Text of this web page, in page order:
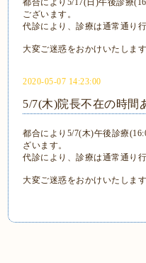
ございます。
代診により、診療は通常通り
大変ご迷惑をおかけいたします
2020-05-07 14:23:00
5/7(木)院長不在の時間
都合により5/7(木)午後診療
ざいます。
代診により、診療は通常通り
大変ご迷惑をおかけいたします